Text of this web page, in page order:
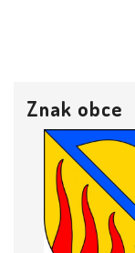
Znak obce